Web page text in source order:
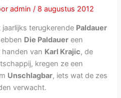
admin/ 8 augustus 2012
jaarlijks terugkerende Paldauer
Die Paldauer een
van Karl Krajic, de
kregen ze een
Unschlagbar, iets wat de zes
verwacht.